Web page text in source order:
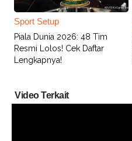
Sport Setup
Piala Dunia 2026: 48 Tim
Resmi Lolos! Cek Daftar
Lengkapnya!
Video Terkait